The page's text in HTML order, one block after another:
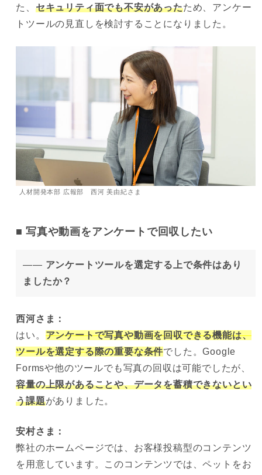
た、 セキュリティ面でも不安があったため、アンケー
トツールの見直しを検討することになりました。
人材開発本部 広報部 西河 美由紀さま
写真や動画をアンケートで回収したい
—— アンケートツールを選定する上で条件はあり
ましたか？
西河さま：
はい。 アンケートで写真や動画を回収できる機能は、
ツールを選定する際の重要な条件でした。Google
Formsや他のツールでも写真の回収は可能でしたが、
容量の上限があることや、データを蓄積できないとい
う課題がありました。
安村さま：
弊社のホームページでは、お客様投稿型のコンテンツ
を用意しています。このコンテンツでは、ペットをお